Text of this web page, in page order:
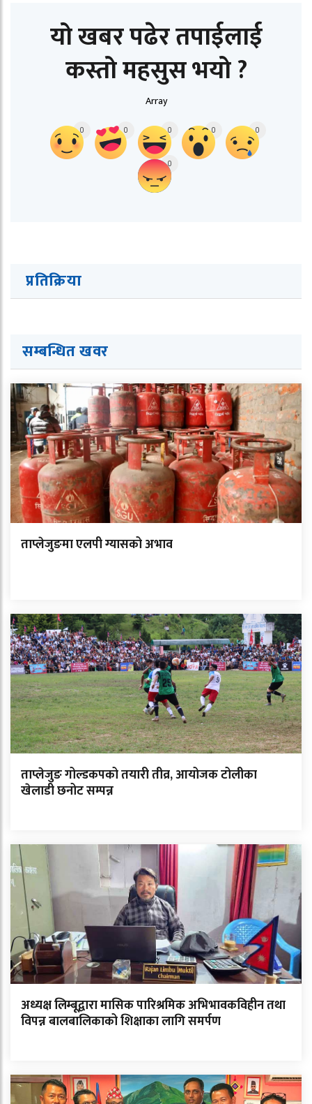
यो खबर पढेर तपाईलाई
कस्तो महसुस भयो ?
Array
0 0 0 0 0
0
प्रतिक्रिया
सम्बन्धित खवर
ताप्लेजुङमा एलपी ग्यासको अभाव
ताप्लेजुङ गोल्डकपको तयारी तीव्र, आयोजक टोलीका
खेलाडी छनोट सम्पन्न
अध्यक्ष लिम्बूद्वारा मासिक पारिश्रमिक अभिभावकविहीन तथा
विपन्न बालबालिकाको शिक्षाका लागि समर्पण